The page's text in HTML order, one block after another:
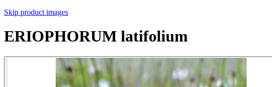
Skip product images
ERIOPHORUM latifolium